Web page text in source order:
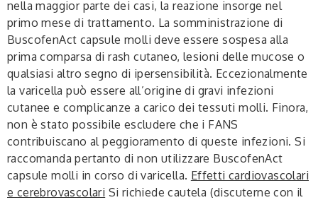
nella maggior parte dei casi, la reazione insorge nel
primo mese di trattamento. La somministrazione di
BuscofenAct capsule molli deve essere sospesa alla
prima comparsa di rash cutaneo, lesioni delle mucose o
qualsiasi altro segno di ipersensibilità. Eccezionalmente
la varicella può essere all’origine di gravi infezioni
cutanee e complicanze a carico dei tessuti molli. Finora,
non è stato possibile escludere che i FANS
contribuiscano al peggioramento di queste infezioni. Si
raccomanda pertanto di non utilizzare BuscofenAct
capsule molli in corso di varicella. Effetti cardiovascolari
e cerebrovascolari Si richiede cautela (discuterne con il